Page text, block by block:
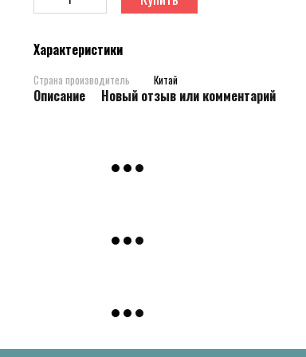
Характеристики
Страна производитель Китай
Описание Новый отзыв или комментарий